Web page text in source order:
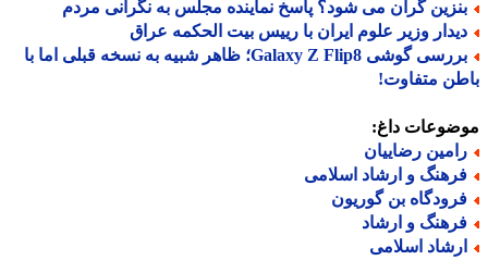
گران می شود؟ پاسخ نماینده مجلس به نگرانی مردم
وزیر علوم ایران با رییس بیت الحکمه عراق
بررسی گوشی Galaxy Z Flip8؛ ظاهر شبیه به نسخه قبلی اما با
متفاوت!
داغ:
رضاییان
و ارشاد اسلامی
بن گوریون
و ارشاد
اسلامی